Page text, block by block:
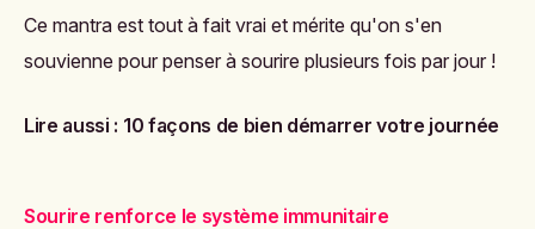
Ce mantra est tout à fait vrai et mérite qu'on s'en
souvienne pour penser à sourire plusieurs fois par jour !
Lire aussi : 10 façons de bien démarrer votre journée
Sourire renforce le système immunitaire